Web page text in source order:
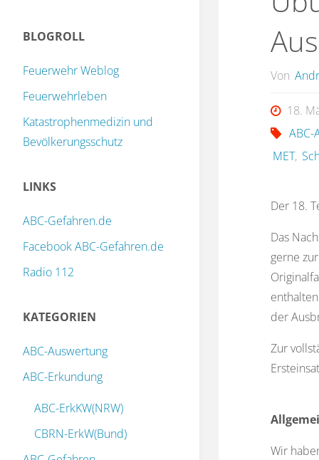
Von
18.
ABC-
MET,
Der 18.
Das
gerne
der
Zur
Wir
BLOGROLL
Feuerwehr Weblog
Feuerwehrleben
Katastrophenmedizin und
Bevölkerungsschutz
LINKS
ABC-Gefahren.de
Facebook ABC-Gefahren.de
Radio 112
KATEGORIEN
ABC-Auswertung
ABC-Erkundung
ABC-ErkKW(NRW)
CBRN-ErkW(Bund)